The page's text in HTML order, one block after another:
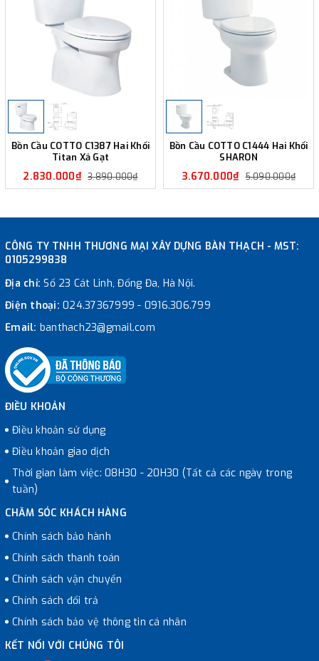
Bồn Cầu COTTO C1387 Hai Khối
Titan Xả Gạt
2.830.000₫ 3.890.000₫
Bồn Cầu COTTO C1444 Hai Khối
SHARON
3.670.000₫ 5.090.000₫
CÔNG TY TNHH THƯƠNG MẠI XÂY DỰNG BÀN THẠCH - MST:
0105299838
Địa chỉ:Số 23 Cát Linh, Đống Đa, Hà Nội.
Điện thoại: 024.37367999 - 0916.306.799
Email: banthach23@gmail.com
ĐIỀU KHOẢN
Điều khoản sử dụng
Điều khoản giao dịch
Thời gian làm việc: 08H30 - 20H30 (Tất cả các ngày trong
tuần)
CHĂM SÓC KHÁCH HÀNG
Chính sách bảo hành
Chính sách thanh toán
Chính sách vận chuyển
Chính sách đổi trả
Chính sách bảo vệ thông tin cá nhân
KẾT NỐI VỚI CHÚNG TÔI